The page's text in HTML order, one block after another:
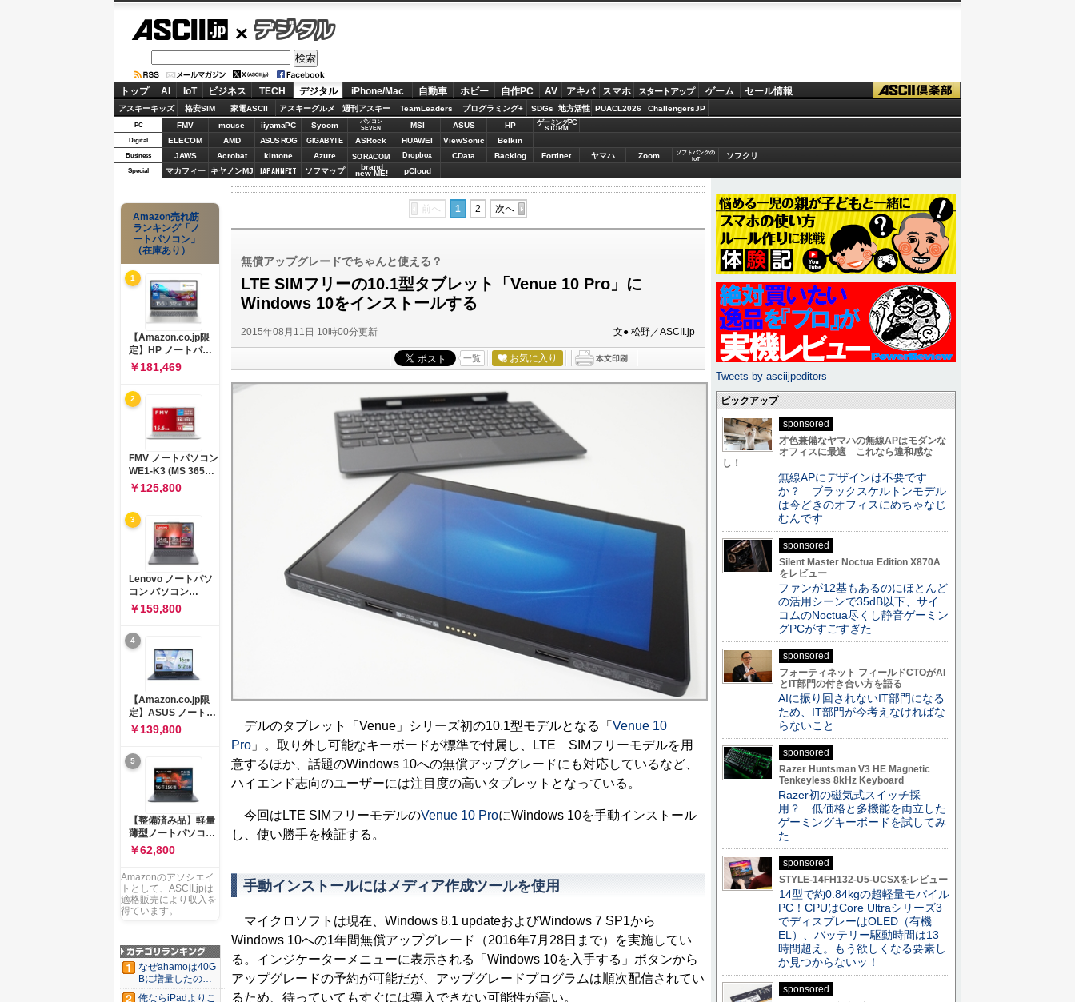
デジタル
トップ AI IoT ビジネス TECH デジタル iPhone/Mac 自動車 ホビー 自作PC AV アキバ スマホ スタートアップ ゲーム セール情報
アスキーキッズ 格安SIM 家電ASCII アスキーグルメ 週刊アスキー TeamLeaders プログラミング+ SDGs 地方活性 PUACL2026 ChallengersJP
PC FMV mouse iiyamaPC Sycom
パソコン
SEVEN
MSI ASUS HP ゲーミングPC
STORM
Digital ELECOM AMD ASUS ROG GIGABYTE ASRock HUAWEI ViewSonic Belkin
Business JAWS Acrobat kintone Azure SORACOM Dropbox CData Backlog Fortinet ヤマハ Zoom
ソフトバンクの
IoT
ソフクリ
Special マカフィー キヤノンMJ JAPANNEXT ソフマップ brand
new ME! pCloud
前へ 1 2 次へ
無償アップグレードでちゃんと使える？
LTE SIMフリーの10.1型タブレット「Venue 10 Pro」に
Windows 10をインストールする
2015年08月11日 10時00分更新 文● 松野／ASCII.jp
一覧 お気に入り
デルのタブレット「Venue」シリーズ初の10.1型モデルとなる「 Venue 10
Pro 」。取り外し可能なキーボードが標準で付属し、LTE SIMフリーモデルを用
意するほか、話題のWindows 10への無償アップグレードにも対応しているなど、
ハイエンド志向のユーザーには注目度の高いタブレットとなっている。
今回はLTE SIMフリーモデルのVenue 10 ProにWindows 10を手動インストール
し、使い勝手を検証する。
手動インストールにはメディア作成ツールを使用
マイクロソフトは現在、Windows 8.1 updateおよびWindows 7 SP1から
Windows 10への1年間無償アップグレード（2016年7月28日まで）を実施してい
る。インジケーターメニューに表示される「Windows 10を入手する」ボタンから
アップグレードの予約が可能だが、アップグレードプログラムは順次配信されてい
るため、待っていてもすぐには導入できない可能性が高い。
Amazon売れ筋
ランキング「ノ
ートパソコン」
（在庫あり）
1
【Amazon.co.jp限
定】HP ノートパソ
コン 15-fd 15.6イン
チ インテル Core 5
120U メモリ16GB
SSD512GB
Windows 11
Microsoft Office
2024搭載 WPS
Office搭載 カメラシ
ャッター 指紋認証 薄
型 Copilotキー搭載
ナチュラルシルバー
￥181,469
2
FMV ノートパソコン
WE1-K3 (MS 365
Personal/Copilotキ
ー搭載/Win 11/15.6
型/Core
i5/16GB/SSD
512GB/ホワイト)
FMVWK3E15W_AZ
￥125,800
3
Lenovo ノートパソ
コン パソコン
IdeaPad Slim 3 14.0
インチ AMD
Ryzen™ 5 8640HS
メモリ16GB
SSD512GB
Microsoft 365 試用
版 Windows11 バッ
テリー駆動12.6時間
重量1.39kg ルナグレ
ー 83K9003JJP ノー
トPC
￥159,800
4
【Amazon.co.jp限
定】ASUS ノートパ
ソコン Vivobook 15
M1502NAQ 15.6イ
ンチ AMD Ryzen 7
170 メモリ16GB
SSD 512GB
Microsoft 365
Personal (24か月版)
搭載 Windows 11 重
量1.7kg Wi-Fi 6E ク
ワイエットブルー
M1502NAQ-
￥139,800
5
【整備済み品】軽量
薄型ノートパソコン
dynabook G83 ■
13.3型
FHD(1920x1080) -
高性能第11世代Core
i5-1135G7 - メモリ
16GB - SSD 256GB
USB Type-C - MS
Office 2021 - Win11
搭載
￥62,800
Amazonのアソシエイ
トとして、ASCII.jpは
適格販売により収入を
得ています。
なぜahamoは40G
Bに増量したの
か ...
俺ならiPadよりこ
Tweets by asciijpeditors
ピックアップ
sponsored
才色兼備なヤマハの無線APはモダンな
オフィスに最適 これなら違和感な
し！
無線APにデザインは不要です
か？ ブラックスケルトンモデル
は今どきのオフィスにめちゃなじ
むんです
sponsored
Silent Master Noctua Edition X870A
をレビュー
ファンが12基もあるのにほとんど
の活用シーンで35dB以下、サイ
コムのNoctua尽くし静音ゲーミン
グPCがすごすぎた
sponsored
フォーティネット フィールドCTOがAI
とIT部門の付き合い方を語る
AIに振り回されないIT部門になる
ため、IT部門が今考えなければな
らないこと
sponsored
Razer Huntsman V3 HE Magnetic
Tenkeyless 8kHz Keyboard
Razer初の磁気式スイッチ採
用？ 低価格と多機能を両立した
ゲーミングキーボードを試してみ
た
sponsored
STYLE-14FH132-U5-UCSXをレビュー
14型で約0.84kgの超軽量モバイル
PC！CPUはCore Ultraシリーズ3
でディスプレーはOLED（有機
EL）、バッテリー駆動時間は13
時間超え。もう欲しくなる要素し
か見つからないッ！
sponsored